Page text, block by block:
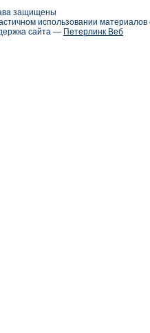
защищены
использовании
сайта — Петерлинк Веб